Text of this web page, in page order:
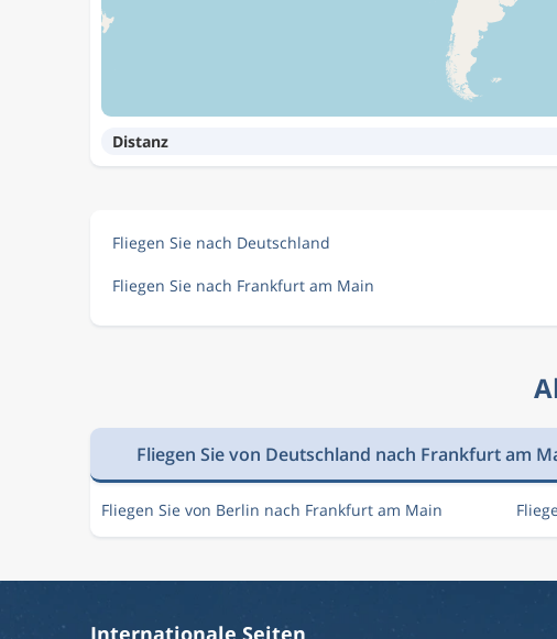
Distanz
Fliegen Sie nach Deutschland
Fliegen Sie nach Frankfurt am Main
Fliegen Sie von Deutschland nach Frankfurt am
Fliegen Sie von Berlin nach Frankfurt am Main
Internationale Seiten